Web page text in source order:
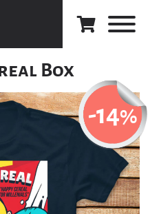
Box
-14%